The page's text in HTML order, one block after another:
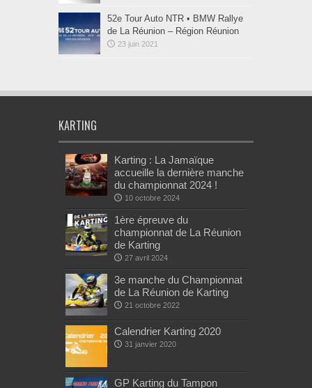
52e Tour Auto NTR • BMW Rallye
de La Réunion – Région Réunion
23 juin 2021
KARTING
Karting : La Jamaïque
accueille la dernière manche
du championnat 2024 !
10 octobre 2024
1ère épreuve du
championnat de La Réunion
de Karting
27 avril 2024
3e manche du Championnat
de La Réunion de Karting
21 octobre 2022
Calendrier Karting 2020
31 janvier 2020
GP Karting du Tampon